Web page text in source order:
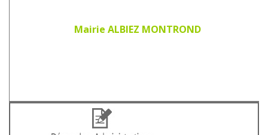
Mairie ALBIEZ MONTROND